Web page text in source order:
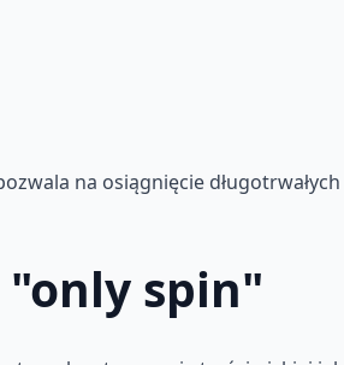
na osiągnięcie
spin"